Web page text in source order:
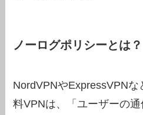
ノーログポリシーとは？
NordVPNやExpressVPN
料VPNは、「ユーザーの